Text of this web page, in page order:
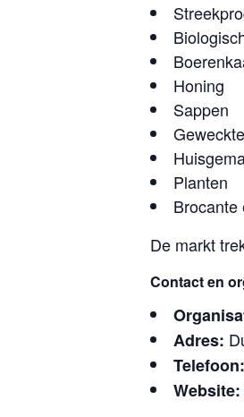
Honing
Sappen
Planten
Brocante
De markt
Contact en
Adres:
Telefoon:
Website: